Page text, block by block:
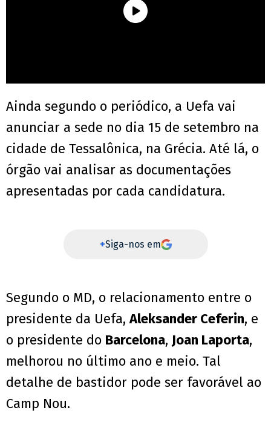
Ainda segundo o periódico, a Uefa vai
anunciar a sede no dia 15 de setembro na
cidade de Tessalônica, na Grécia. Até lá, o
órgão vai analisar as documentações
apresentadas por cada candidatura.
+Siga-nos em
Segundo o MD, o relacionamento entre o
presidente da Uefa,Aleksander Ceferin, e
o presidente do Barcelona, Joan Laporta,
melhorou no último ano e meio. Tal
detalhe de bastidor pode ser favorável ao
Camp Nou.